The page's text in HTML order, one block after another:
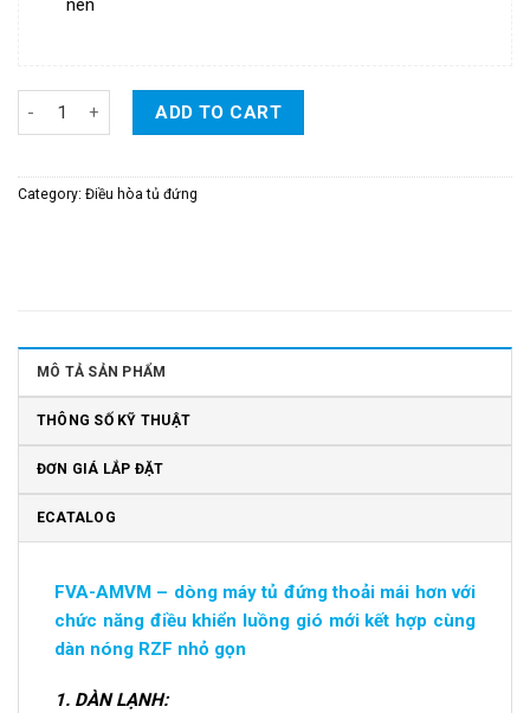
Điều Hòa Daikin Tủ Đứng Inverter 1 Chiều 43.000 BTU/H - Model:
ADD TO CART
Category: Điều hòa tủ đứng
MÔ TẢ SẢN PHẨM
THÔNG SỐ KỸ THUẬT
ĐƠN GIÁ LẮP ĐẶT
ECATALOG
FVA-AMVM – dòng máy tủ đứng thoải mái hơn với
chức năng điều khiển luồng gió mới kết hợp cùng
dàn nóng RZF nhỏ gọn
1. DÀN LẠNH: